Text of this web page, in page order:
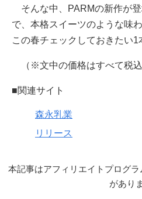
そんな中、PARMの新作が
で、本格スイーツのような味
この春チェックしておきたい1
（※文中の価格はすべて税込
■関連サイト
森永乳業
リリース
本記事はアフィリエイトプログ
があり